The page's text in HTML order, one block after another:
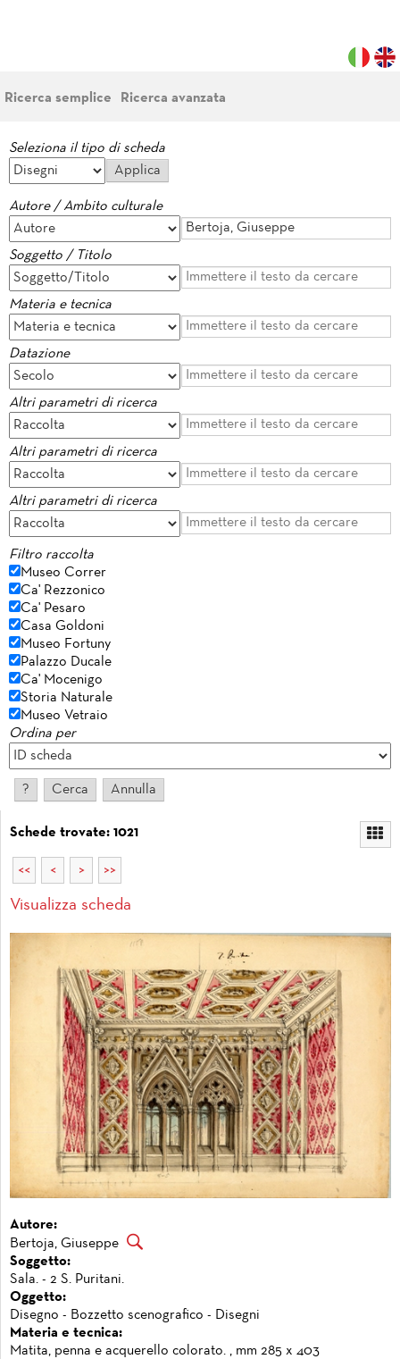
Ricerca semplice Ricerca avanzata
Seleziona il tipo di scheda
Autore / Ambito culturale
Soggetto / Titolo
Materia e tecnica
Datazione
Altri parametri di ricerca
Altri parametri di ricerca
Altri parametri di ricerca
Filtro raccolta
Museo Correr
Ca' Rezzonico
Ca' Pesaro
Casa Goldoni
Museo Fortuny
Palazzo Ducale
Ca' Mocenigo
Storia Naturale
Museo Vetraio
Ordina per
Schede trovate: 1021
<< < > >>
Visualizza scheda
Autore:
Bertoja, Giuseppe
Soggetto:
Sala. - 2 S. Puritani.
Oggetto:
Disegno - Bozzetto scenografico - Disegni
Materia e tecnica:
Matita, penna e acquerello colorato. , mm 285 x 403